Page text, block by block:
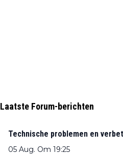
Laatste Forum-berichten
Technische problemen en
05 Aug. Om 19:25